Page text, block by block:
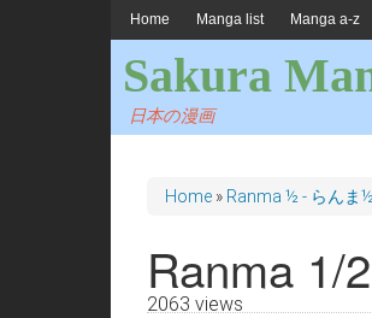
Home Manga list Manga a-z
Sakura
日本の漫画
Home » Ranma ½ - らんま
Ranma 1/
2063 views